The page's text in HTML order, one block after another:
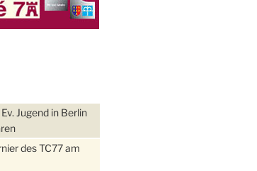
Jugend in Berlin
des TC77 am